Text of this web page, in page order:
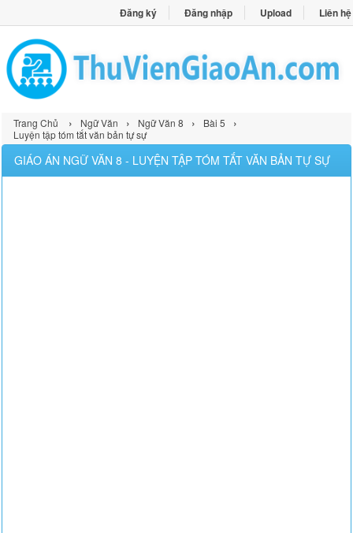
Đăng ký Đăng nhập Upload Liên hệ
Trang Chủ › Ngữ Văn › Ngữ Văn 8 › Bài 5 ›
Luyện tập tóm tắt văn bản tự sự
GIÁO ÁN NGỮ VĂN 8 - LUYỆN TẬP TÓM TẮT VĂN BẢN TỰ SỰ